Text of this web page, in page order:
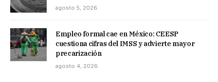
agosto 5, 2026
Empleo formal cae en México: CEESP
cuestiona cifras del IMSS y advierte mayor
precarización
agosto 4, 2026